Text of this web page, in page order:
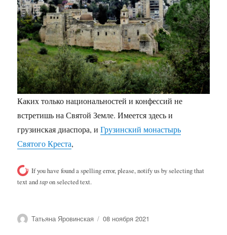
Каких только национальностей и конфессий не
встретишь на Святой Земле. Имеется здесь и
грузинская диаспора, иГрузинский монастырь
Святого Креста,
If you have found a spelling error, please, notify us by selecting that
text andtapon selected text.
Автор
Татьяна Яровинская Опубликовано
08 ноября 2021